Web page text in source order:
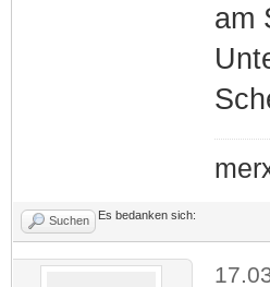
am
Suchen Es bedanken sich: